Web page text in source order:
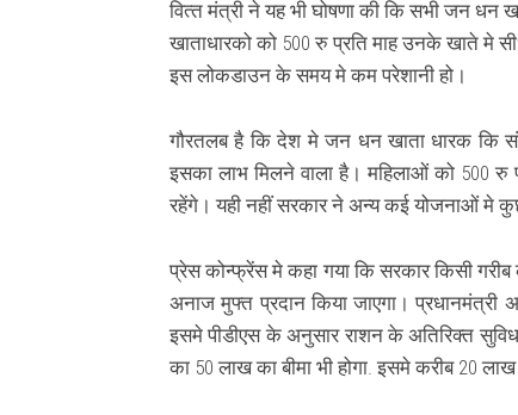
वित्‍त मंत्री ने यह भी घोषणा की कि सभी जन
खाताधारको को 500 रु प्रति माह उनके खाते
इस लोकडाउन के समय मे कम परेशानी हो।
गौरतलब है कि देश मे जन धन खाता धारक कि
इसका लाभ मिलने वाला है। महिलाओं को 500
रहेंगे। यही नहीं सरकार ने अन्य कई योजनाओं मे
प्रेस कोन्फ्रेंस मे कहा गया कि सरकार किसी
अनाज मुफ्त प्रदान किया जाएगा।
इसमे पीडीएस के अनुसार राशन के अतिरिक्‍त
का 50 लाख का बीमा भी होगा. इसमे करीब 20 लाख